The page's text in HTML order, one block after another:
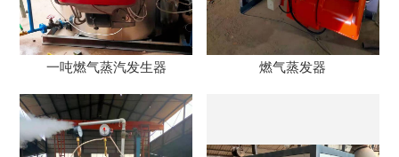
一吨燃气蒸汽发生器 燃气蒸发器